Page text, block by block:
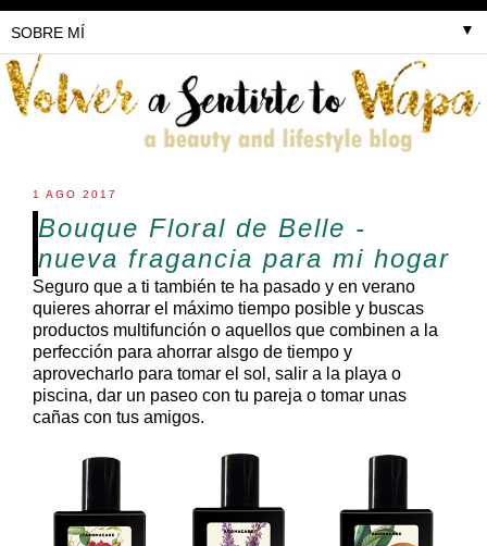
▼
1 AGO 2017
Bouque Floral de Belle -
nueva fragancia para mi hogar
Seguro que a ti también te ha pasado y en verano
quieres ahorrar el máximo tiempo posible y buscas
productos multifunción o aquellos que combinen a la
perfección para ahorrar alsgo de tiempo y
aprovecharlo para tomar el sol, salir a la playa o
piscina, dar un paseo con tu pareja o tomar unas
cañas con tus amigos.